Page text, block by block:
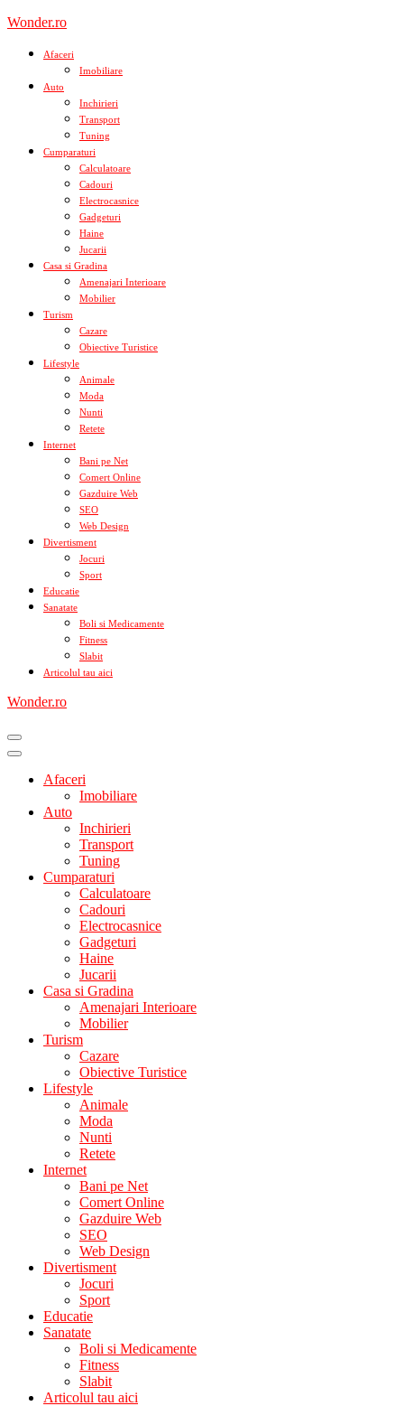
Skip
content
Wonder.ro
Afaceri
Imobiliare
Auto
Inchirieri
Transport
Tuning
Cumparaturi
Calculatoare
Cadouri
Electrocasnice
Gadgeturi
Haine
Jucarii
Casa si Gradina
Amenajari Interioare
Mobilier
Turism
Cazare
Obiective Turistice
Lifestyle
Animale
Moda
Nunti
Retete
Internet
Bani pe Net
Comert Online
Gazduire Web
SEO
Web Design
Divertisment
Jocuri
Sport
Educatie
Sanatate
Boli si Medicamente
Fitness
Slabit
Articolul tau aici
Wonder.ro
Afaceri
Imobiliare
Auto
Inchirieri
Transport
Tuning
Cumparaturi
Calculatoare
Cadouri
Electrocasnice
Gadgeturi
Haine
Jucarii
Casa si Gradina
Amenajari Interioare
Mobilier
Turism
Cazare
Obiective Turistice
Lifestyle
Animale
Moda
Nunti
Retete
Internet
Bani pe Net
Comert Online
Gazduire Web
SEO
Web Design
Divertisment
Jocuri
Sport
Educatie
Sanatate
Boli si Medicamente
Fitness
Slabit
Articolul tau aici